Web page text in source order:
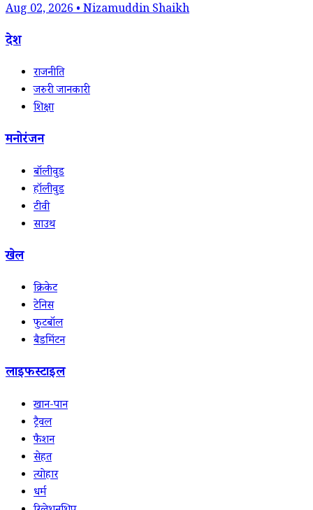
Aug 02, 2026 • Nizamuddin Shaikh
देश
राजनीति
जरुरी जानकारी
शिक्षा
मनोरंजन
बॉलीवुड
हॉलीवुड
टीवी
साउथ
खेल
क्रिकेट
टेनिस
फुटबॉल
बैडमिंटन
लाइफस्टाइल
खान-पान
ट्रैवल
फैशन
सेहत
त्योहार
धर्म